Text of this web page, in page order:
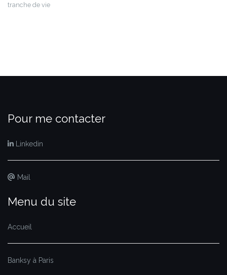
tranche de vie
Pour me contacter
Linkedin
Mail
Menu du site
Accueil
Banksy à Paris